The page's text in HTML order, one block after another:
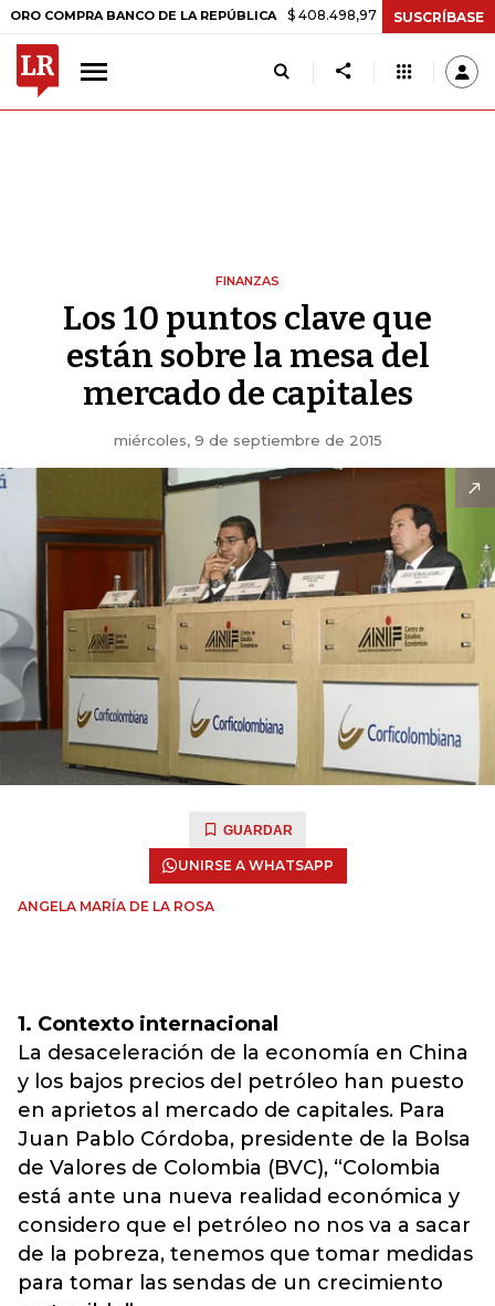
BANCO DE LA REPÚBLICA $ 408.498,97 +$ 8.753,81 +2,19%
SUSCRÍBASE
FINANZAS
Los 10 puntos clave que
están sobre la mesa del
mercado de capitales
miércoles, 9 de septiembre de 2015
GUARDAR
UNIRSE A WHATSAPP
ANGELA MARÍA DE LA ROSA
1. Contexto internacional
La desaceleración de la economía en China
y los bajos precios del petróleo han puesto
en aprietos al mercado de capitales. Para
Juan Pablo Córdoba, presidente de la Bolsa
de Valores de Colombia (BVC), “Colombia
está ante una nueva realidad económica y
considero que el petróleo no nos va a sacar
de la pobreza, tenemos que tomar medidas
para tomar las sendas de un crecimiento